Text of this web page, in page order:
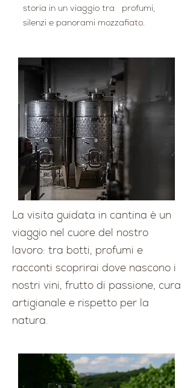
storia in un viaggio tra profumi,
silenzi e panorami mozzafiato.
La visita guidata in cantina è un
viaggio nel cuore del nostro
lavoro: tra botti, profumi e
racconti scoprirai dove nascono i
nostri vini, frutto di passione, cura
artigianale e rispetto per la
natura.